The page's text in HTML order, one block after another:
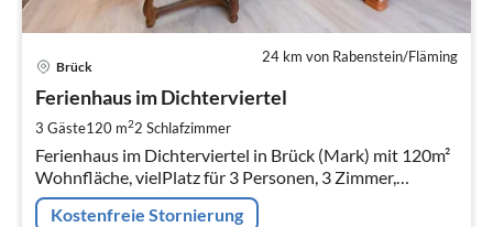
24 km von Rabenstein/Fläming
Brück
Ferienhaus im Dichterviertel
3 Gäste120 m22 Schlafzimmer
Ferienhaus im Dichterviertel in Brück (Mark) mit 120m²
Wohnfläche, vielPlatz für 3 Personen, 3 Zimmer,
Wintergarten, Sauna, Atrium-Innenhof, Garten mit
Liegewiese und Grillplatz
Kostenfreie Stornierung